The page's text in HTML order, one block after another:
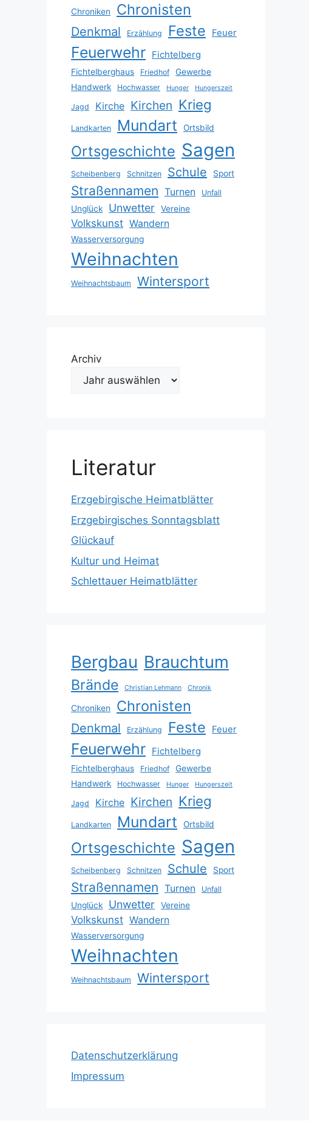
Chroniken Chronisten
Denkmal Erzählung Feste Feuer
Feuerwehr Fichtelberg
Fichtelberghaus Friedhof
Gewerbe
Handwerk
Hochwasser Hunger Hungerszeit
Jagd Kirche Kirchen Krieg
Landkarten Mundart Ortsbild
Ortsgeschichte Sagen
Scheibenberg Schnitzen Schule Sport
Straßennamen Turnen Unfall
Unglück Unwetter Vereine
Volkskunst Wandern
Wasserversorgung
Weihnachten
Weihnachtsbaum Wintersport
Archiv
Literatur
Erzgebirgische Heimatblätter
Erzgebirgisches Sonntagsblatt
Glückauf
Kultur und Heimat
Schlettauer Heimatblätter
Bergbau Brauchtum
Brände Christian Lehmann Chronik
Chroniken Chronisten
Denkmal Erzählung Feste Feuer
Feuerwehr Fichtelberg
Fichtelberghaus Friedhof
Gewerbe
Handwerk
Hochwasser Hunger Hungerszeit
Jagd Kirche Kirchen Krieg
Landkarten Mundart Ortsbild
Ortsgeschichte Sagen
Scheibenberg Schnitzen Schule Sport
Straßennamen Turnen Unfall
Unglück Unwetter Vereine
Volkskunst Wandern
Wasserversorgung
Weihnachten
Weihnachtsbaum Wintersport
Datenschutzerklärung
Impressum